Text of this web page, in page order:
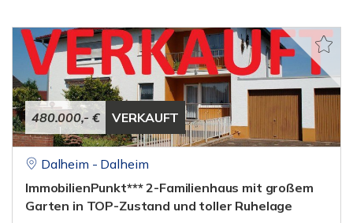
480.000,- € VERKAUFT
Dalheim - Dalheim
ImmobilienPunkt*** 2-Familienhaus mit großem
Garten in TOP-Zustand und toller Ruhelage